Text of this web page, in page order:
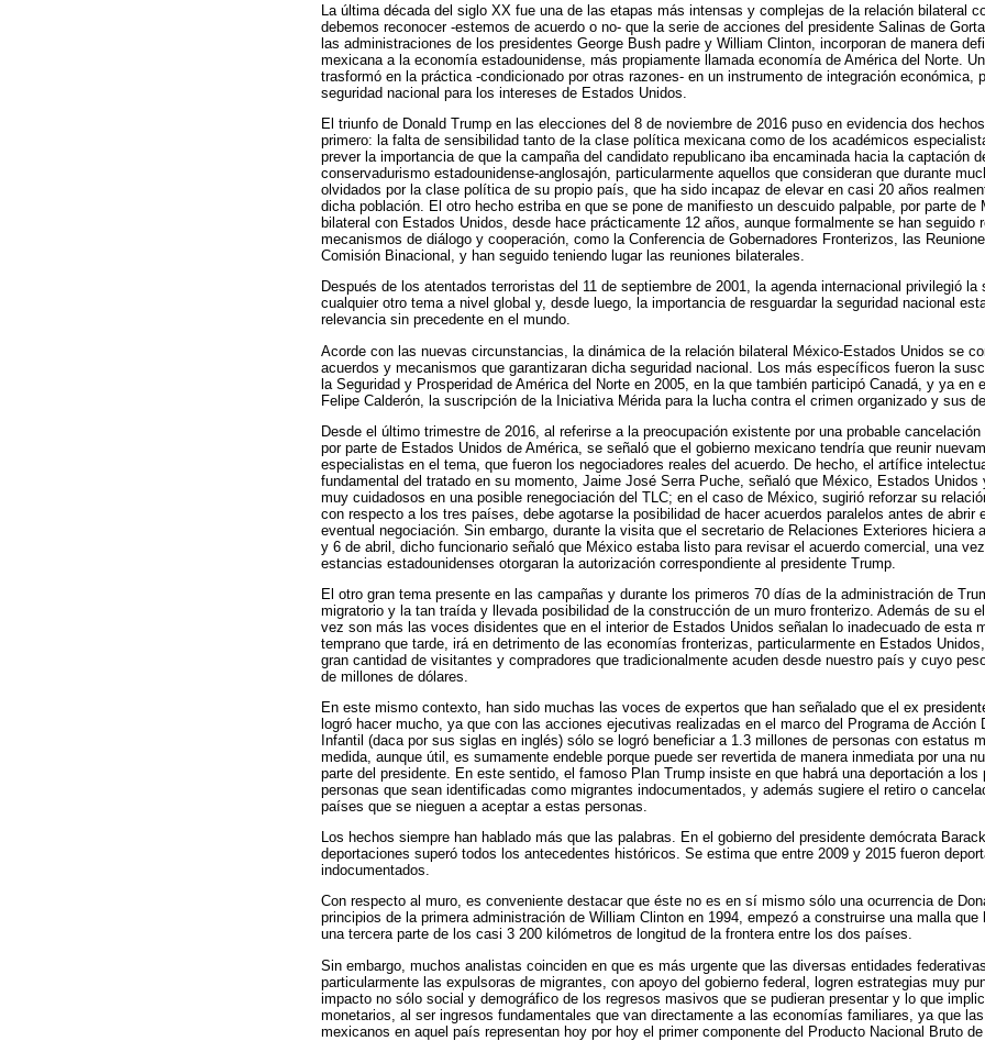
La última década del siglo XX fue una de las etapas más intensas y complejas de la relación bilateral
debemos reconocer -estemos de acuerdo o no- que la serie de acciones del presidente Salinas de
las administraciones de los presidentes George Bush padre y William Clinton, incorporan de manera
mexicana a la economía estadounidense, más propiamente llamada economía de América del Norte.
trasformó en la práctica -condicionado por otras razones- en un instrumento de integración económica,
seguridad nacional para los intereses de Estados Unidos.
El triunfo de Donald Trump en las elecciones del 8 de noviembre de 2016 puso en evidencia dos
primero: la falta de sensibilidad tanto de la clase política mexicana como de los académicos
prever la importancia de que la campaña del candidato republicano iba encaminada hacia la captación
conservadurismo estadounidense-anglosajón, particularmente aquellos que consideran que durante
olvidados por la clase política de su propio país, que ha sido incapaz de elevar en casi 20 años
dicha población. El otro hecho estriba en que se pone de manifiesto un descuido palpable, por parte de
bilateral con Estados Unidos, desde hace prácticamente 12 años, aunque formalmente se han seguido
mecanismos de diálogo y cooperación, como la Conferencia de Gobernadores Fronterizos, las
Comisión Binacional, y han seguido teniendo lugar las reuniones bilaterales.
Después de los atentados terroristas del 11 de septiembre de 2001, la agenda internacional privilegió la
cualquier otro tema a nivel global y, desde luego, la importancia de resguardar la seguridad nacional
relevancia sin precedente en el mundo.
Acorde con las nuevas circunstancias, la dinámica de la relación bilateral México-Estados Unidos se
acuerdos y mecanismos que garantizaran dicha seguridad nacional. Los más específicos fueron la
la Seguridad y Prosperidad de América del Norte en 2005, en la que también participó Canadá, y ya en
Felipe Calderón, la suscripción de la Iniciativa Mérida para la lucha contra el crimen organizado y sus
Desde el último trimestre de 2016, al referirse a la preocupación existente por una probable
por parte de Estados Unidos de América, se señaló que el gobierno mexicano tendría que reunir
especialistas en el tema, que fueron los negociadores reales del acuerdo. De hecho, el artífice
fundamental del tratado en su momento, Jaime José Serra Puche, señaló que México, Estados Unidos
muy cuidadosos en una posible renegociación del TLC; en el caso de México, sugirió reforzar su
con respecto a los tres países, debe agotarse la posibilidad de hacer acuerdos paralelos antes de abrir
eventual negociación. Sin embargo, durante la visita que el secretario de Relaciones Exteriores hiciera
y 6 de abril, dicho funcionario señaló que México estaba listo para revisar el acuerdo comercial, una
estancias estadounidenses otorgaran la autorización correspondiente al presidente Trump.
El otro gran tema presente en las campañas y durante los primeros 70 días de la administración de
migratorio y la tan traída y llevada posibilidad de la construcción de un muro fronterizo. Además de su
vez son más las voces disidentes que en el interior de Estados Unidos señalan lo inadecuado de esta
temprano que tarde, irá en detrimento de las economías fronterizas, particularmente en Estados
gran cantidad de visitantes y compradores que tradicionalmente acuden desde nuestro país y cuyo
de millones de dólares.
En este mismo contexto, han sido muchas las voces de expertos que han señalado que el ex
logró hacer mucho, ya que con las acciones ejecutivas realizadas en el marco del Programa de Acción
Infantil (daca por sus siglas en inglés) sólo se logró beneficiar a 1.3 millones de personas con estatus
medida, aunque útil, es sumamente endeble porque puede ser revertida de manera inmediata por una
parte del presidente. En este sentido, el famoso Plan Trump insiste en que habrá una deportación a los
personas que sean identificadas como migrantes indocumentados, y además sugiere el retiro o
países que se nieguen a aceptar a estas personas.
Los hechos siempre han hablado más que las palabras. En el gobierno del presidente demócrata
deportaciones superó todos los antecedentes históricos. Se estima que entre 2009 y 2015 fueron
indocumentados.
Con respecto al muro, es conveniente destacar que éste no es en sí mismo sólo una ocurrencia de
principios de la primera administración de William Clinton en 1994, empezó a construirse una malla
una tercera parte de los casi 3 200 kilómetros de longitud de la frontera entre los dos países.
Sin embargo, muchos analistas coinciden en que es más urgente que las diversas entidades
particularmente las expulsoras de migrantes, con apoyo del gobierno federal, logren estrategias muy
impacto no sólo social y demográfico de los regresos masivos que se pudieran presentar y lo que
monetarios, al ser ingresos fundamentales que van directamente a las economías familiares, ya que
mexicanos en aquel país representan hoy por hoy el primer componente del Producto Nacional Bruto de